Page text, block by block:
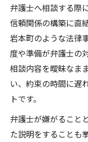
弁護士へ相談する際
信頼関係の構築に直
岩本町のような法律
度や準備が弁護士の
相談内容を曖昧なま
い、約束の時間に遅
トです。
弁護士が嫌がること
た説明をすることも